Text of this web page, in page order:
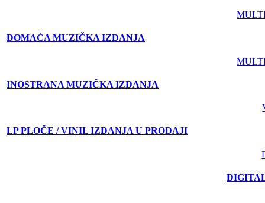
DOMAĆA MUZIČKA IZDANJA
INOSTRANA MUZIČKA IZDANJA
LP PLOČE / VINIL IZDANJA U PRODAJI